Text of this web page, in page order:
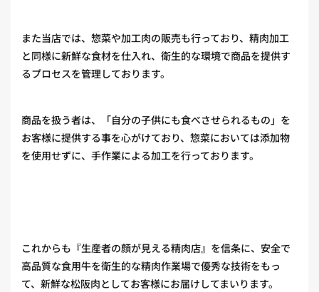
また当店では、惣菜や加工肉の販売も行っており、精肉加工
と同様に新鮮な食材を仕入れ、衛生的な環境で商品を提供す
るプロセスを管理しております。
商品を扱う者は、「自分の子供にも食べさせられるもの」を
お客様に提供する事を心がけており、惣菜においては添加物
を使用せずに、手作業による加工を行っております。
これからも『生産者の顔が見える精肉店』を信条に、安全で
高品質な食用牛を衛生的な精肉作業場で優秀な技術をもっ
て、新鮮な松阪肉としてお客様にお届けしてまいります。